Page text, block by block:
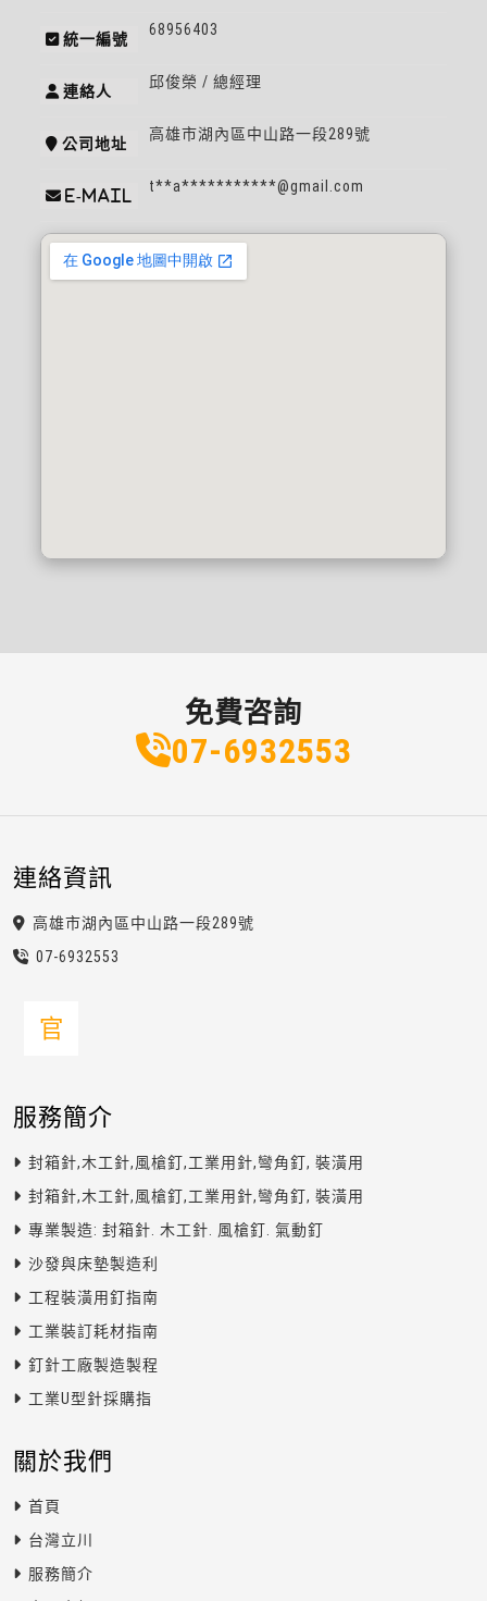
統一編號 68956403
連絡人 邱俊榮 / 總經理
公司地址 高雄市湖內區中山路一段289號
e-mail t**a***********@gmail.com
免費咨詢
07-6932553
關於我們
首頁
台灣立川
服務簡介
服務簡介
封箱針,木工針,風槍釘,工業用針,彎角釘, 裝潢用
封箱針,木工針,風槍釘,工業用針,彎角釘, 裝潢用
專業製造: 封箱針. 木工針. 風槍釘. 氣動釘
沙發與床墊製造利
工程裝潢用釘指南
工業裝訂耗材指南
釘針工廠製造製程
工業U型針採購指
連絡資訊
高雄市湖內區中山路一段289號
07-6932553
官